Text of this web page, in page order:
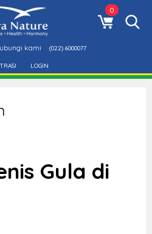
0
kami (022) 6000077
LOGIN
Gula di